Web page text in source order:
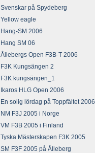
Svenskar på Spydeberg
Yellow eagle
Hang-SM 2006
Hang SM 06
Ållebergs Open F3B-T 2006
F3K Kungsängen 2
F3K kungsängen_1
Ikaros HLG Open 2006
En solig lördag på Toppfältet 2006
NM F3J 2005 i Norge
VM F3B 2005 i Finland
Tyska Mästerskapen F3K 2005
SM F3F 2005 på Ålleberg